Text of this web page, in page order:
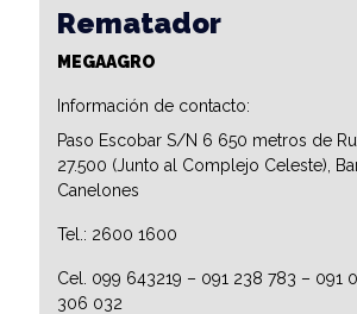
Rematador
MEGAAGRO
Información de contacto:
Paso Escobar S/N 6 650 metros de
27.500 (Junto al Complejo Celeste),
Canelones
Tel.: 2600 1600
Cel. 099 643219 – 091 238 783 – 091
306 032